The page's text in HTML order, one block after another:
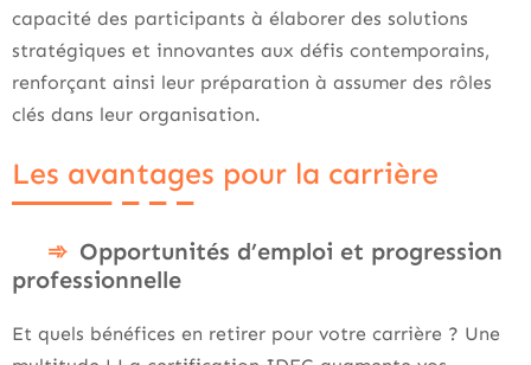
capacité des participants à élaborer des solutions
stratégiques et innovantes aux défis contemporains,
renforçant ainsi leur préparation à assumer des rôles
clés dans leur organisation.
Les avantages pour la carrière
Opportunités d’emploi et progression
professionnelle
Et quels bénéfices en retirer pour votre carrière ? Une